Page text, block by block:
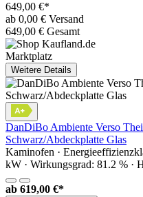
649,00 €*
ab 0,00 € Versand
649,00 € Gesamt
Marktplatz
Weitere Details
DanDiBo Ambiente Verso
Schwarz/Abdeckplatte Glas
Kaminofen ·
kW · Wirkungsgrad: 81.2 % ·
ab 619,00 €*